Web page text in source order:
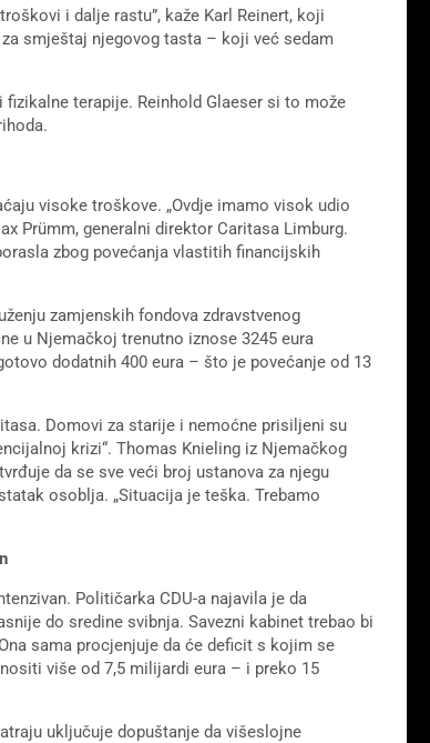
i dalje rastu”, kaže Karl Reinert, koji
smještaj njegovog tasta – koji već sedam
terapije. Reinhold Glaeser si to može
visoke troškove. „Ovdje imamo visok udio
Prümm, generalni direktor Caritasa Limburg.
zbog povećanja vlastitih financijskih
zamjenskih fondova zdravstvenog
u Njemačkoj trenutno iznose 3245 eura
dodatnih 400 eura – što je povećanje od 13
Domovi za starije i nemoćne prisiljeni su
krizi“. Thomas Knieling iz Njemačkog
da se sve veći broj ustanova za njegu
osoblja. „Situacija je teška. Trebamo
Političarka CDU-a najavila je da
do sredine svibnja. Savezni kabinet trebao bi
sama procjenjuje da će deficit s kojim se
više od 7,5 milijardi eura – i preko 15
uključuje dopuštanje da višeslojne